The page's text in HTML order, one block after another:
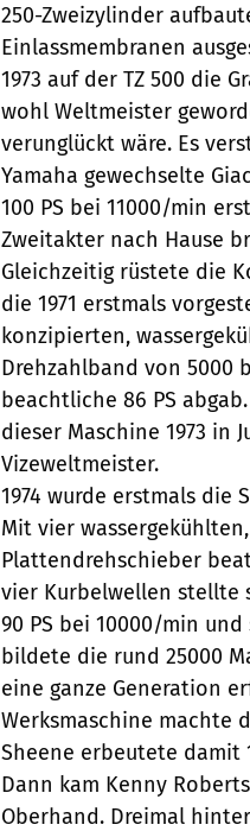
250-Zweizylinder
Einlassmembranen
1973 auf der TZ 500 die
wohl Weltmeister
verunglückt wäre. Es
Yamaha gewechselte
100 PS bei 11000/min
Zweitakter nach Hause
Gleichzeitig rüstete die
die 1971 erstmals
konzipierten,
Drehzahlband von 5000
beachtliche 86 PS
dieser Maschine 1973 in
Vizeweltmeister.
1974 wurde erstmals die
Mit vier
Plattendrehschieber
vier Kurbelwellen stellte
90 PS bei 10000/min
bildete die rund 25000
eine ganze Generation
Werksmaschine machte
Sheene erbeutete damit
Dann kam Kenny
Oberhand. Dreimal